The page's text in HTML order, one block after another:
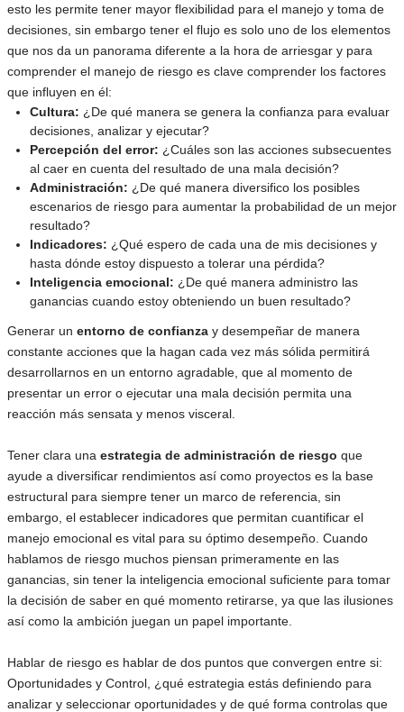
esto les permite tener mayor flexibilidad para el manejo y toma de
decisiones, sin embargo tener el flujo es solo uno de los elementos
que nos da un panorama diferente a la hora de arriesgar y para
comprender el manejo de riesgo es clave comprender los factores
que influyen en él:
Cultura: ¿De qué manera se genera la confianza para evaluar
decisiones, analizar y ejecutar?
Percepción del error: ¿Cuáles son las acciones subsecuentes
al caer en cuenta del resultado de una mala decisión?
Administración: ¿De qué manera diversifico los posibles
escenarios de riesgo para aumentar la probabilidad de un mejor
resultado?
Indicadores: ¿Qué espero de cada una de mis decisiones y
hasta dónde estoy dispuesto a tolerar una pérdida?
Inteligencia emocional: ¿De qué manera administro las
ganancias cuando estoy obteniendo un buen resultado?
Generar un entorno de confianza y desempeñar de manera
constante acciones que la hagan cada vez más sólida permitirá
desarrollarnos en un entorno agradable, que al momento de
presentar un error o ejecutar una mala decisión permita una
reacción más sensata y menos visceral.
Tener clara una estrategia de administración de riesgo que
ayude a diversificar rendimientos así como proyectos es la base
estructural para siempre tener un marco de referencia, sin
embargo, el establecer indicadores que permitan cuantificar el
manejo emocional es vital para su óptimo desempeño. Cuando
hablamos de riesgo muchos piensan primeramente en las
ganancias, sin tener la inteligencia emocional suficiente para tomar
la decisión de saber en qué momento retirarse, ya que las ilusiones
así como la ambición juegan un papel importante.
Hablar de riesgo es hablar de dos puntos que convergen entre si:
Oportunidades y Control, ¿qué estrategia estás definiendo para
analizar y seleccionar oportunidades y de qué forma controlas que